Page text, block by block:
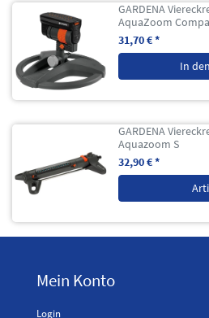
GARDENA
AquaZoom
31,70 € *
In
GARDENA
Aquazoom S
32,90 € *
Mein Konto
Login